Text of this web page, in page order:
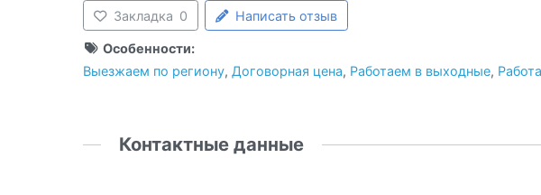
Закладка 0 Написать отзыв
Особенности:
Выезжаем по региону, Договорная цена, Работаем в выходные,
Контактные данные